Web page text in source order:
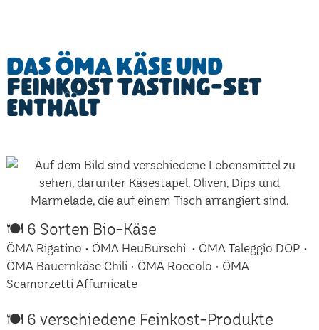
Das ÖMA Käse und
Feinkost Tasting-Set
enthält
🍽 6 Sorten Bio-Käse
ÖMA Rigatino • ÖMA HeuBurschi • ÖMA Taleggio DOP •
ÖMA Bauernkäse Chili • ÖMA Roccolo • ÖMA
Scamorzetti Affumicate
🍽 6 verschiedene Feinkost-Produkte